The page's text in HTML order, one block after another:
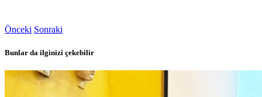
Önceki Sonraki
Bunlar da ilginizi çekebilir